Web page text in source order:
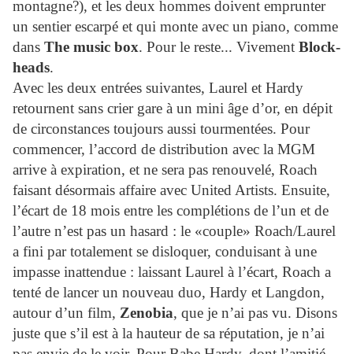
montagne?), et les deux hommes doivent emprunter
un sentier escarpé et qui monte avec un piano, comme
dans The music box. Pour le reste... Vivement Block-
heads.
Avec les deux entrées suivantes, Laurel et Hardy
retournent sans crier gare à un mini âge d’or, en dépit
de circonstances toujours aussi tourmentées. Pour
commencer, l’accord de distribution avec la MGM
arrive à expiration, et ne sera pas renouvelé, Roach
faisant désormais affaire avec United Artists. Ensuite,
l’écart de 18 mois entre les complétions de l’un et de
l’autre n’est pas un hasard : le «couple» Roach/Laurel
a fini par totalement se disloquer, conduisant à une
impasse inattendue : laissant Laurel à l’écart, Roach a
tenté de lancer un nouveau duo, Hardy et Langdon,
autour d’un film, Zenobia, que je n’ai pas vu. Disons
juste que s’il est à la hauteur de sa réputation, je n’ai